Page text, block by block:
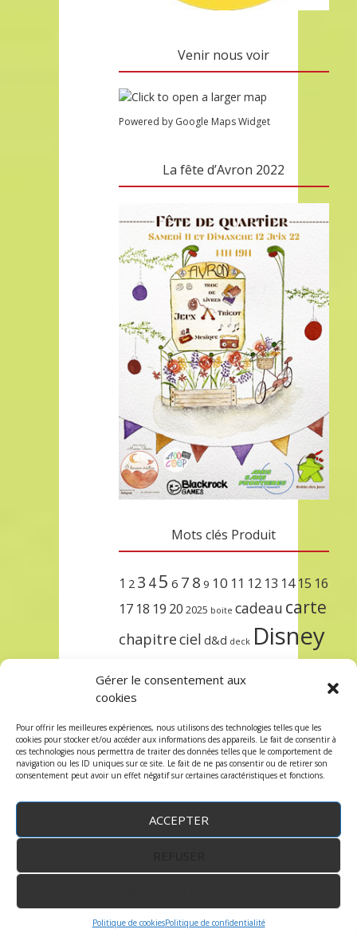
Gérer le consentement aux
cookies
Pour offrir les meilleures expériences, nous utilisons des technologies telles que les
cookies pour stocker et/ou accéder aux informations des appareils. Le fait de consentir à
ces technologies nous permettra de traiter des données telles que le comportement de
navigation ou les ID uniques sur ce site. Le fait de ne pas consentir ou de retirer son
consentement peut avoir un effet négatif sur certaines caractéristiques et fonctions.
ACCEPTER
Politique de cookiesPolitique de confidentialité
Venir nous voir
Powered by Google Maps Widget
La fête d’Avron 2022
Mots clés Produit
1 2 3 45 6 7 8 9 10 11 12 13 14 15 16
17 18 19 20 2025 boite cadeau carte
chapitreciel d&d deck Disney
lorcana
protègeprécommandesetsleeve
terre trois unlockursula étincelant
Copyright © 2023 robindesjeux.com -Mentions